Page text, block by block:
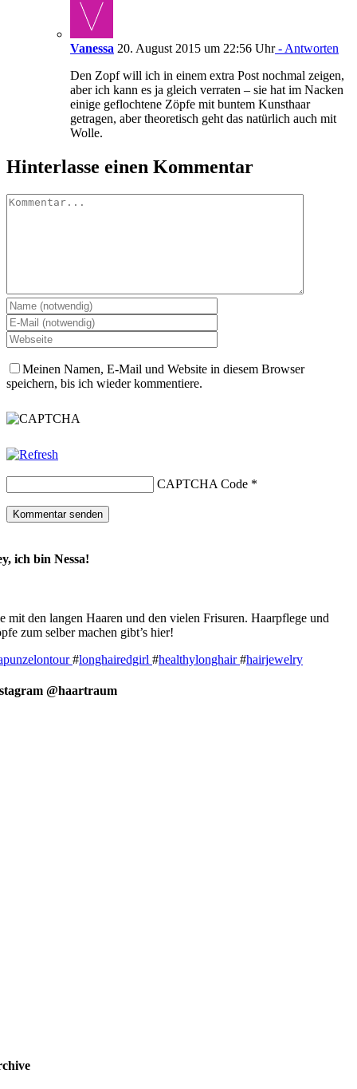
Vanessa 20. August 2015 um 22:56 Uhr- Antworten
Den Zopf will ich in einem extra Post nochmal zeigen,
aber ich kann es ja gleich verraten – sie hat im Nacken
einige geflochtene Zöpfe mit buntem Kunsthaar
getragen, aber theoretisch geht das natürlich auch mit
Wolle.
Hinterlasse einen Kommentar
Kommentar
Meinen Namen, E-Mail und Website in diesem Browser
speichern, bis ich wieder kommentiere.
CAPTCHA Code *
ich bin Nessa!
mit den langen Haaren und den vielen Frisuren. Haarpflege und
zum selber machen gibt’s hier!
#longhairedgirl #healthylonghair#hairjewelry
@haartraum